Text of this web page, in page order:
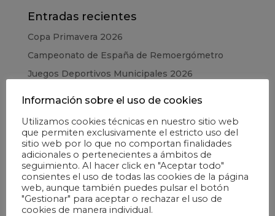
Entradas recientes
Copa Primavera 2026
Campeonato de España de Remoergómetro
Juegos Deportivos Municipales 2026
Categorías
Elecciones
Escuela
Formación
Información sobre el uso de cookies
Utilizamos cookies técnicas en nuestro sitio web
que permiten exclusivamente el estricto uso del
sitio web por lo que no comportan finalidades
adicionales o pertenecientes a ámbitos de
seguimiento. Al hacer click en "Aceptar todo"
consientes el uso de todas las cookies de la página
web, aunque también puedes pulsar el botón
"Gestionar" para aceptar o rechazar el uso de
cookies de manera individual.